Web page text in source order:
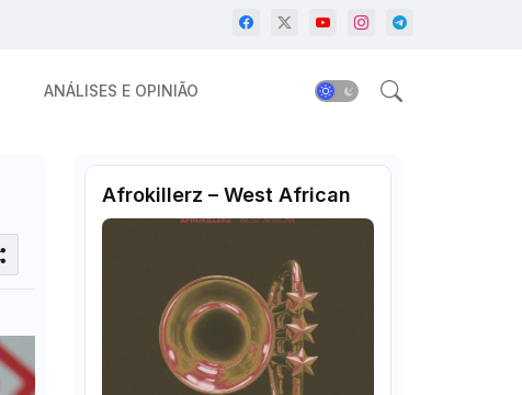
ANÁLISES E OPINIÃO
Afrokillerz – West African